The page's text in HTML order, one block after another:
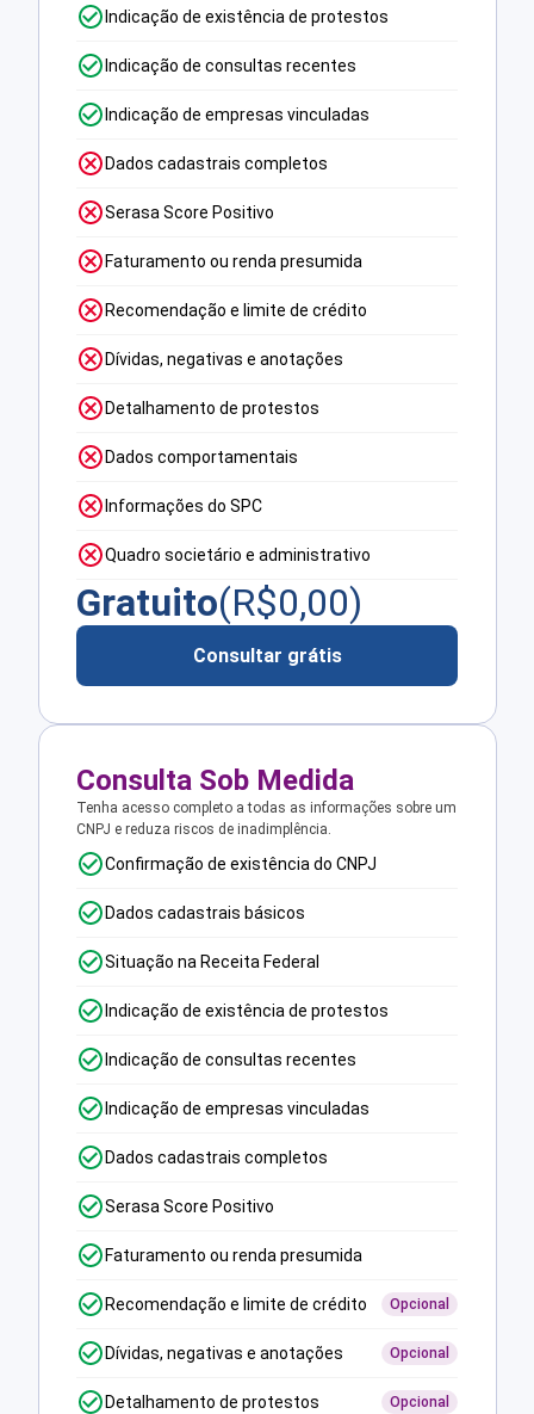
Indicação de existência de protestos
Indicação de consultas recentes
Indicação de empresas vinculadas
Dados cadastrais completos
Serasa Score Positivo
Faturamento ou renda presumida
Recomendação e limite de crédito
Dívidas, negativas e anotações
Detalhamento de protestos
Dados comportamentais
Informações do SPC
Quadro societário e administrativo
Gratuito(R$0,00)
Consultar grátis
Consulta Sob Medida
Tenha acesso completo a todas as informações sobre um
CNPJ e reduza riscos de inadimplência.
Confirmação de existência do CNPJ
Dados cadastrais básicos
Situação na Receita Federal
Indicação de existência de protestos
Indicação de consultas recentes
Indicação de empresas vinculadas
Dados cadastrais completos
Serasa Score Positivo
Faturamento ou renda presumida
Recomendação e limite de crédito Opcional
Dívidas, negativas e anotações Opcional
Detalhamento de protestos Opcional